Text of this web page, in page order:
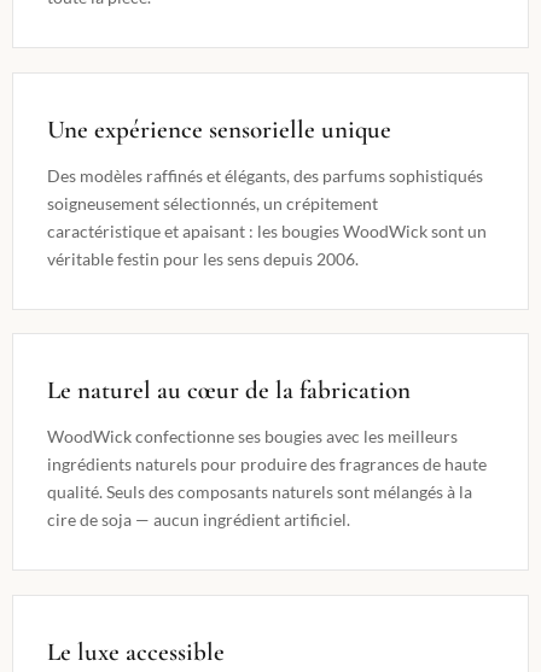
Une expérience sensorielle unique
Des modèles raffinés et élégants, des parfums sophistiqués
soigneusement sélectionnés, un crépitement
caractéristique et apaisant : les bougies WoodWick sont un
véritable festin pour les sens depuis 2006.
Le naturel au cœur de la fabrication
WoodWick confectionne ses bougies avec les meilleurs
ingrédients naturels pour produire des fragrances de haute
qualité. Seuls des composants naturels sont mélangés à la
cire de soja — aucun ingrédient artificiel.
Le luxe accessible